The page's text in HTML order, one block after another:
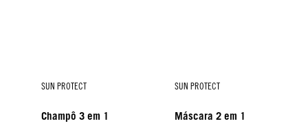
SUN PROTECT
Champô 3 em 1
SUN PROTECT
Máscara 2 em 1